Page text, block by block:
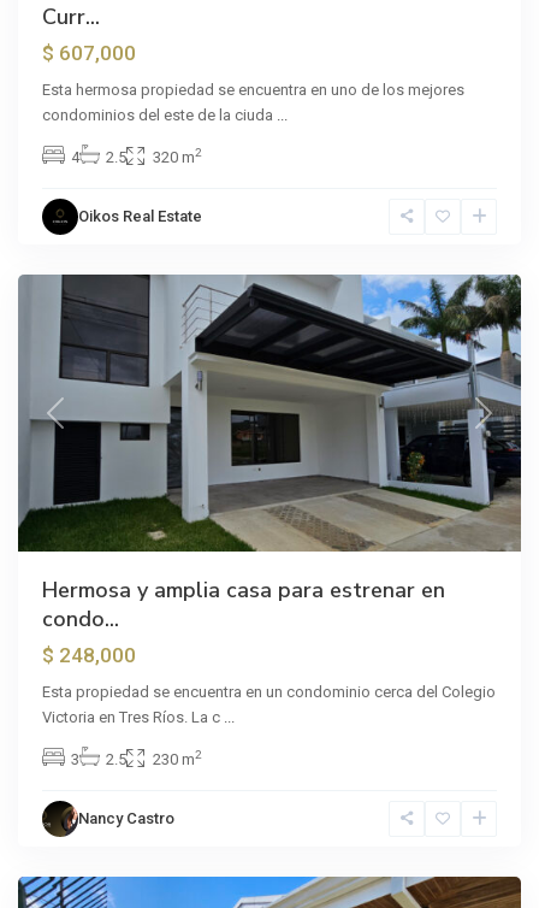
Curr...
$ 607,000
Esta hermosa propiedad se encuentra en uno de los mejores
condominios del este de la ciuda ...
4 2.5 320 m2
Oikos Real Estate
La
Previous Next
Hermosa y amplia casa para estrenar en
condo...
$ 248,000
Esta propiedad se encuentra en un condominio cerca del Colegio
Victoria en Tres Ríos. La c ...
3 2.5 230 m2
Nancy Castro